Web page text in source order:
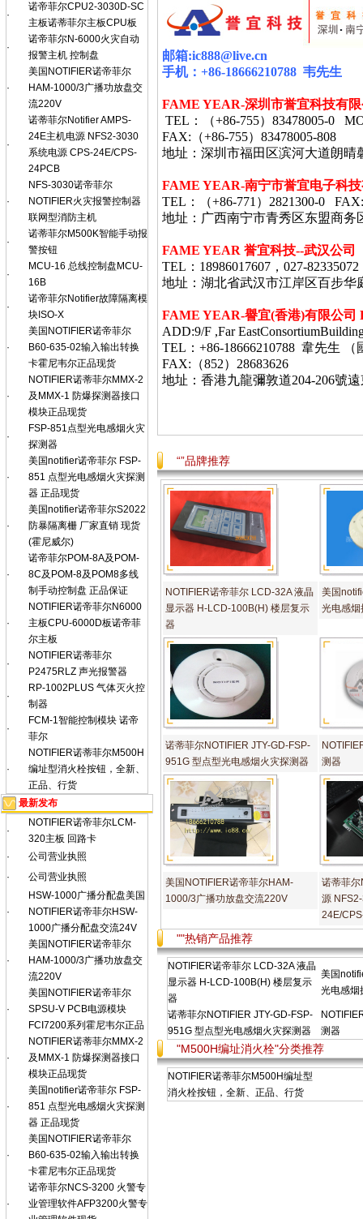
·
诺帝菲尔CPU2-3030D-SC
主板诺蒂菲尔主板CPU板
·
诺帝菲尔N-6000火灾自动
报警主机 控制盘
·
美国NOTIFIER诺帝菲尔
HAM-1000/3广播功放盘交
流220V
·
诺蒂菲尔Notifier AMPS-
24E主机电源 NFS2-3030
系统电源 CPS-24E/CPS-
24PCB
·
NFS-3030诺帝菲尔
NOTIFIER火灾报警控制器
联网型消防主机
·
诺蒂菲尔M500K智能手动报
警按钮
·
MCU-16 总线控制盘MCU-
16B
·
诺帝菲尔Notifier故障隔离模
块ISO-X
·
美国NOTIFIER诺帝菲尔
B60-635-02输入输出转换
卡霍尼韦尔正品现货
·
NOTIFIER诺蒂菲尔MMX-2
及MMX-1 防爆探测器接口
模块正品现货
·
FSP-851点型光电感烟火灾
探测器
·
美国notifier诺帝菲尔 FSP-
851 点型光电感烟火灾探测
器 正品现货
·
美国notifier诺帝菲尔S2022
防暴隔离栅 厂家直销 现货
(霍尼威尔)
·
诺帝菲尔POM-8A及POM-
8C及POM-8及POM8多线
制手动控制盘 正品保证
·
NOTIFIER诺帝菲尔N6000
主板CPU-6000D板诺帝菲
尔主板
·
NOTIFIER诺蒂菲尔
P2475RLZ 声光报警器
·
RP-1002PLUS 气体灭火控
制器
·
FCM-1智能控制模块 诺帝
菲尔
·
NOTIFIER诺蒂菲尔M500H
编址型消火栓按钮，全新、
正品、行货
最新发布
·
NOTIFIER诺帝菲尔LCM-
320主板 回路卡
·
公司营业执照
·
公司营业执照
·
HSW-1000广播分配盘美国
NOTIFIER诺帝菲尔HSW-
1000广播分配盘交流24V
·
美国NOTIFIER诺帝菲尔
HAM-1000/3广播功放盘交
流220V
·
美国NOTIFIER诺帝菲尔
SPSU-V PCB电源模块
FCI7200系列霍尼韦尔正品
·
NOTIFIER诺蒂菲尔MMX-2
及MMX-1 防爆探测器接口
模块正品现货
·
美国notifier诺帝菲尔 FSP-
851 点型光电感烟火灾探测
器 正品现货
·
美国NOTIFIER诺帝菲尔
B60-635-02输入输出转换
卡霍尼韦尔正品现货
·
诺帝菲尔NCS-3200 火警专
业管理软件AFP3200火警专
邮箱:ic888@live.cn
手机： +86-18666210788 韦先生
FAME YEAR-深圳市誉宜科技有
TEL ：（+86-755） 83478005-0
FAX: （+86-755） 83478005-808
地址：深圳市福田区滨河大道朗晴
FAME YEAR-南宁市誉宜电子科
TEL ：（+86-771 ） 2821300-0 FAX:
地址：广西南宁市青秀区东盟商务
FAME YEAR 誉宜科技--武汉公司
TEL：18986017607，027-82335072
地址：湖北省武汉市江岸区百步华
FAME YEAR-譽宜(香港)有限公司
ADD:9/F ,Far
TEL：+86-18666210788 韋先生
FAX:（852）28683626
地址：香港九龍彌敦道204-206號
“”品牌推荐
NOTIFIER诺帝菲尔 LCD-32A 液晶
显示器 H-LCD-100B(H) 楼层复示
器
美国
光电感烟
诺蒂菲尔NOTIFIER JTY-GD-FSP-
951G 型点型光电感烟火灾探测器
测器
美国NOTIFIER诺帝菲尔HAM-
1000/3广播功放盘交流220V
诺蒂菲
源
24E/
""热销产品推荐
NOTIFIER诺帝菲尔 LCD-32A 液晶
显示器 H-LCD-100B(H) 楼层复示
器
美国
光电感烟
诺蒂菲尔NOTIFIER JTY-GD-FSP-
951G 型点型光电感烟火灾探测器
测器
"M500H编址消火栓"分类推荐
NOTIFIER诺蒂菲尔M500H编址型
消火栓按钮，全新、正品、行货